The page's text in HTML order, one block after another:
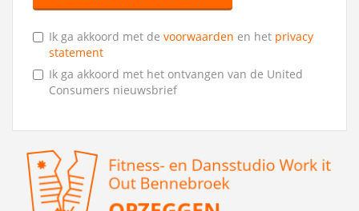
Ik ga akkoord met de voorwaarden en het privacy
statement
Ik ga akkoord met het ontvangen van de United
Consumers nieuwsbrief